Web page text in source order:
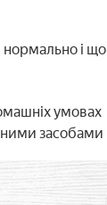
нормально і що
умовах
засобами